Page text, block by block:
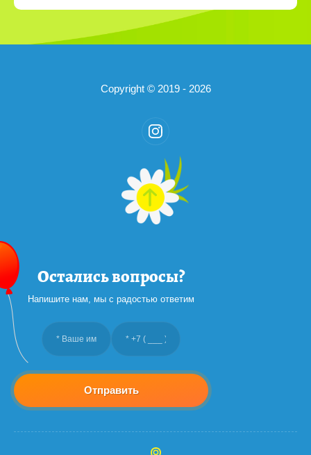
Copyright © 2019 - 2026
Остались вопросы?
Напишите нам, мы с радостью ответим
Отправить